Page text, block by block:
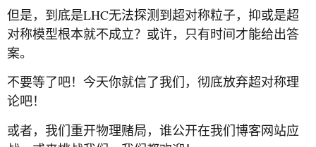
但是，到底是LHC无法探测到超对称粒子，抑或是超
对称模型根本就不成立？或许，只有时间才能给出答
案。
不要等了吧！今天你就信了我们，彻底放弃超对称理
论吧！
或者，我们重开物理赌局，谁公开在我们博客网站应